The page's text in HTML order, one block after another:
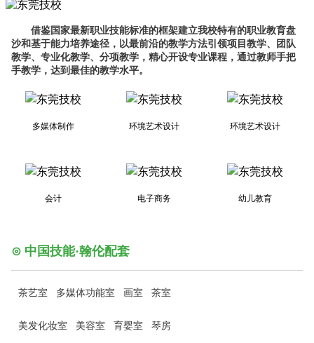
借鉴国家最新职业技能标准的框架建立我校特有的职业教育盘
沙和基于能力培养途径，以最前沿的教学方法引领项目教学、团队
教学、专业化教学、分项教学，精心开设专业课程，通过教师手把
手教学，达到最佳的教学水平。
多媒体制作 环境艺术设计 环境艺术设计
会计 电子商务 幼儿教育
⊙ 中国技能·翰伦配套
茶艺室 多媒体功能室 画室 茶室
美发化妆室 美容室 育婴室 琴房